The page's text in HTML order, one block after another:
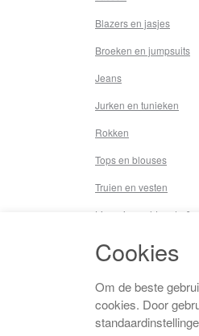
Blazers en jasjes
Broeken en jumpsuits
Jeans
Jurken en tunieken
Rokken
Tops en blouses
Truien en vesten
Lingerie,nachtmode &
Badkleding
Beenmode
Vermaakkosten
Cookies
Om de beste
cookies. Door